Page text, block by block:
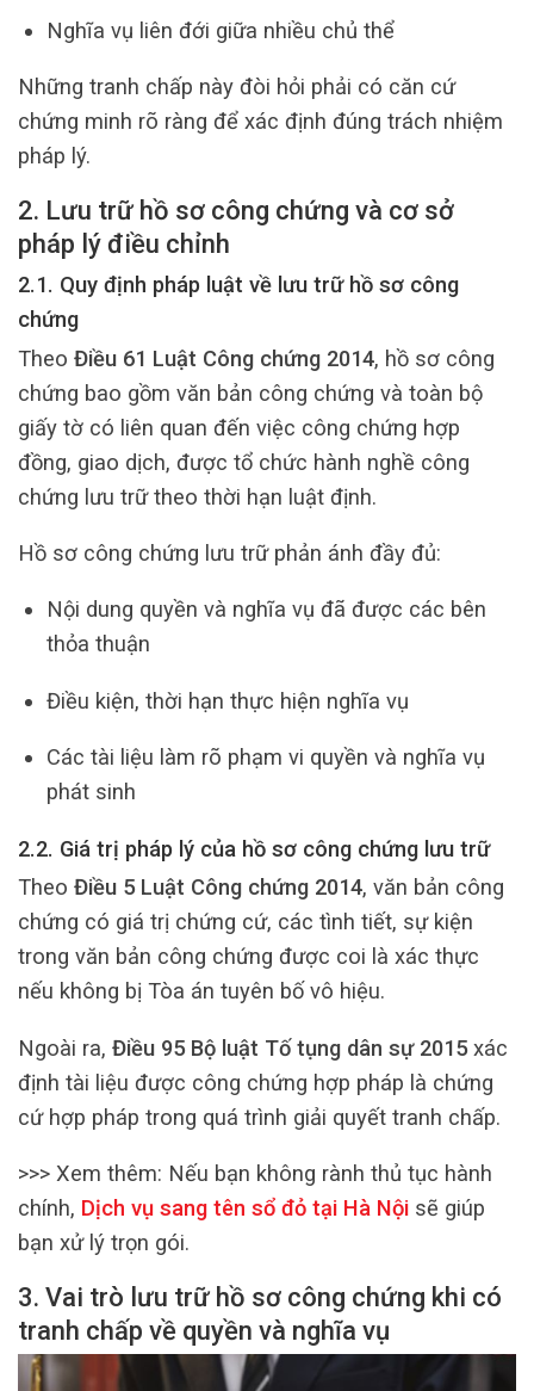
Nghĩa vụ liên đới giữa nhiều chủ thể
Những tranh chấp này đòi hỏi phải có căn cứ
chứng minh rõ ràng để xác định đúng trách nhiệm
pháp lý.
2. Lưu trữ hồ sơ công chứng và cơ sở
pháp lý điều chỉnh
2.1. Quy định pháp luật về lưu trữ hồ sơ công
chứng
Theo Điều 61 Luật Công chứng 2014, hồ sơ công
chứng bao gồm văn bản công chứng và toàn bộ
giấy tờ có liên quan đến việc công chứng hợp
đồng, giao dịch, được tổ chức hành nghề công
chứng lưu trữ theo thời hạn luật định.
Hồ sơ công chứng lưu trữ phản ánh đầy đủ:
Nội dung quyền và nghĩa vụ đã được các bên
thỏa thuận
Điều kiện, thời hạn thực hiện nghĩa vụ
Các tài liệu làm rõ phạm vi quyền và nghĩa vụ
phát sinh
2.2. Giá trị pháp lý của hồ sơ công chứng lưu trữ
Theo Điều 5 Luật Công chứng 2014, văn bản công
chứng có giá trị chứng cứ, các tình tiết, sự kiện
trong văn bản công chứng được coi là xác thực
nếu không bị Tòa án tuyên bố vô hiệu.
Ngoài ra, Điều 95 Bộ luật Tố tụng dân sự 2015xác
định tài liệu được công chứng hợp pháp là chứng
cứ hợp pháp trong quá trình giải quyết tranh chấp.
>>> Xem thêm: Nếu bạn không rành thủ tục hành
chính, Dịch vụ sang tên sổ đỏ tại Hà Nội sẽ giúp
bạn xử lý trọn gói.
3. Vai trò lưu trữ hồ sơ công chứng khi có
tranh chấp về quyền và nghĩa vụ